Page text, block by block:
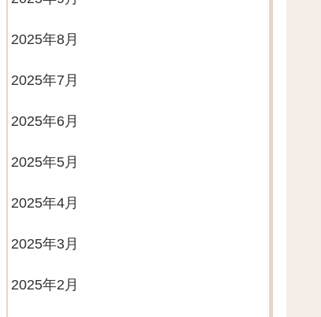
2025年8月
2025年7月
2025年6月
2025年5月
2025年4月
2025年3月
2025年2月